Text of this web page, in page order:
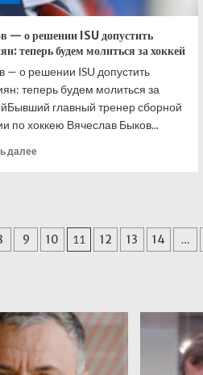
— о решении ISU допустить
теперь будем молиться за хоккей
— о решении ISU допустить
теперь будем молиться за
главный тренер сборной
по хоккею Вячеслав Быков...
далееПрочитать
о
решении
будем
молиться
хоккей
9 10 11 12 13 14 …